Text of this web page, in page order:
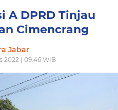
A DPRD Tinjau
Cimencrang
Jabar
2022 | 09:46 WIB